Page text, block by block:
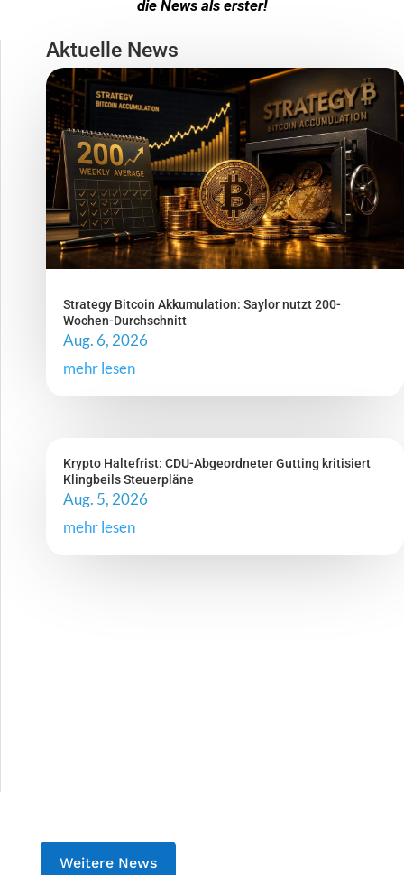
die News als erster!
Aktuelle News
Strategy Bitcoin Akkumulation: Saylor nutzt 200-
Wochen-Durchschnitt
Aug. 6, 2026
mehr lesen
Krypto Haltefrist: CDU-Abgeordneter Gutting kritisiert
Klingbeils Steuerpläne
Aug. 5, 2026
mehr lesen
Weitere News